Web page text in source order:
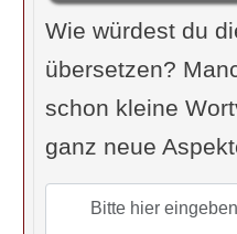
in den
Natur“. In
Gegenprozess
Involution steht
R. Palm: „...
Wie würdest du
übersetzen?
schon kleine
ganz neue